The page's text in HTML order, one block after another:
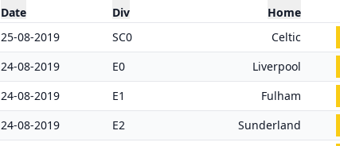
Date Div Home
25-08-2019 SC0 Celtic
24-08-2019 E0 Liverpool
24-08-2019 E1 Fulham
24-08-2019 E2 Sunderland